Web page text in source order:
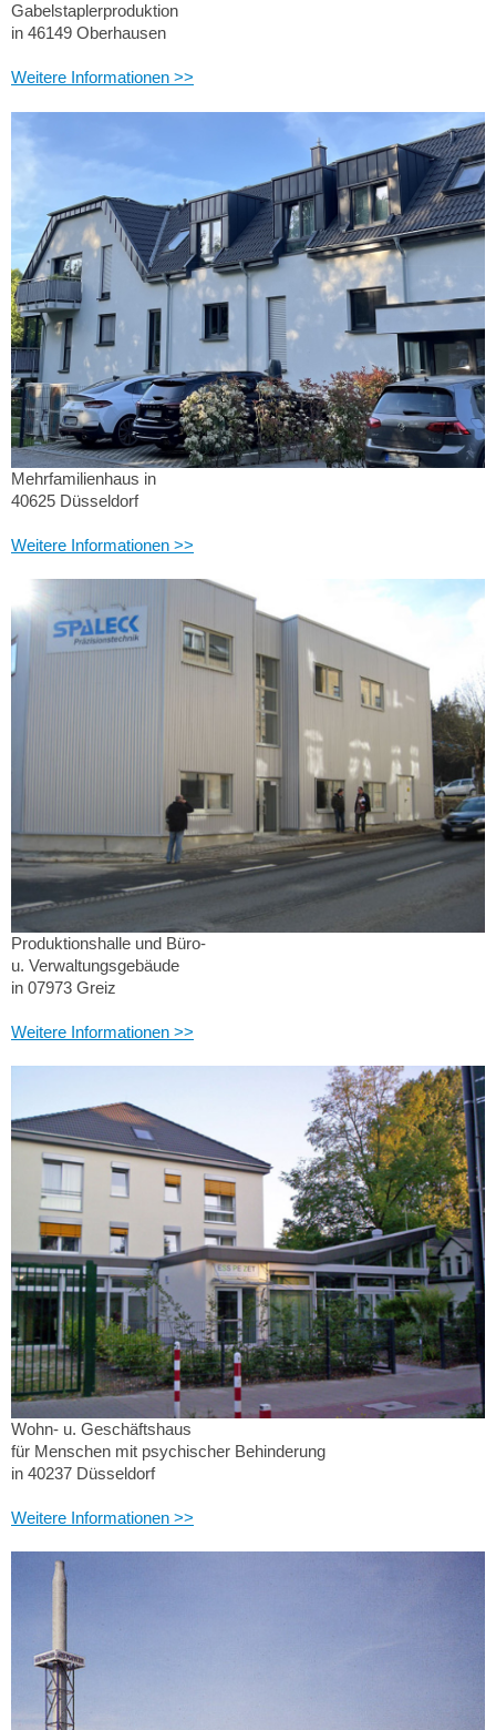
Gabelstaplerproduktion
in 46149 Oberhausen
Weitere Informationen >>
Mehrfamilienhaus in
40625 Düsseldorf
Weitere Informationen >>
Produktionshalle und Büro-
u. Verwaltungsgebäude
in 07973 Greiz
Weitere Informationen >>
Wohn- u. Geschäftshaus
für Menschen mit psychischer Behinderung
in 40237 Düsseldorf
Weitere Informationen >>